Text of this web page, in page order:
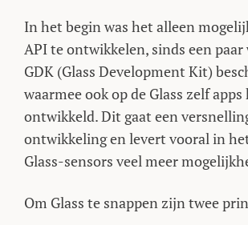
In het begin was het alleen
API te ontwikkelen, sinds een paar
GDK (Glass Development Kit)
waarmee ook op de Glass zelf
ontwikkeld. Dit gaat een
ontwikkeling en levert vooral in
Glass-sensors veel meer
Om Glass te snappen zijn twee